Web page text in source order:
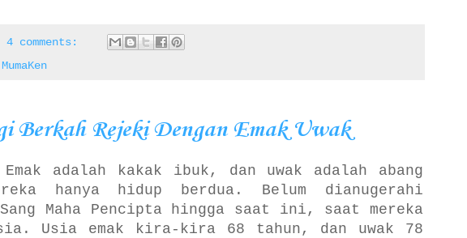
4 comments:
Berkah Rejeki Dengan Emak Uwak
Emak adalah kakak ibuk, dan uwak adalah abang
hanya hidup berdua. Belum dianugerahi
Maha Pencipta hingga saat ini, saat mereka
Usia emak kira-kira 68 tahun, dan uwak 78